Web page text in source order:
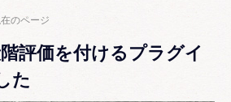
のページ
評価を付けるプラグイ
た